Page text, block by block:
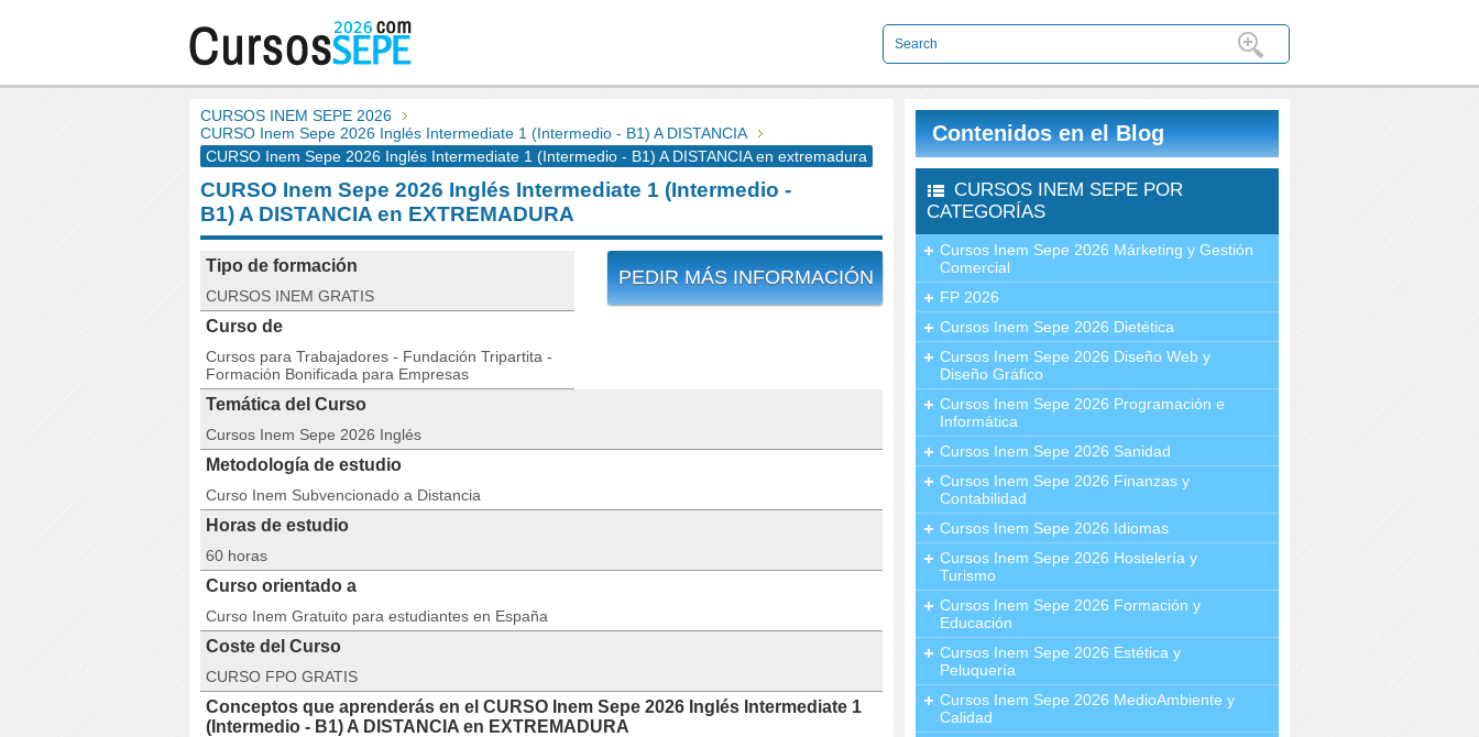
CURSOS INEM SEPE 2026
CURSO Inem Sepe 2026 Inglés Intermediate 1 (Intermedio - B1) A DISTANCIA
CURSO Inem Sepe 2026 Inglés Intermediate 1 (Intermedio - B1) A DISTANCIA en extremadura
CURSO Inem Sepe 2026 Inglés Intermediate 1 (Intermedio -
B1) A DISTANCIA en EXTREMADURA
PEDIR MÁS INFORMACIÓN
Tipo de formación
CURSOS INEM GRATIS
Curso de
Cursos para Trabajadores - Fundación Tripartita -
Formación Bonificada para Empresas
Temática del Curso
Cursos Inem Sepe 2026 Inglés
Metodología de estudio
Curso Inem Subvencionado a Distancia
Horas de estudio
60 horas
Curso orientado a
Curso Inem Gratuito para estudiantes en España
Coste del Curso
CURSO FPO GRATIS
Conceptos que aprenderás en el CURSO Inem Sepe 2026 Inglés Intermediate 1
(Intermedio - B1) A DISTANCIA en EXTREMADURA
Contenidos en el Blog
CURSOS INEM SEPE POR
CATEGORÍAS
Cursos Inem Sepe 2026 Márketing y Gestión
Comercial
FP 2026
Cursos Inem Sepe 2026 Dietética
Cursos Inem Sepe 2026 Diseño Web y
Diseño Gráfico
Cursos Inem Sepe 2026 Programación e
Informática
Cursos Inem Sepe 2026 Sanidad
Cursos Inem Sepe 2026 Finanzas y
Contabilidad
Cursos Inem Sepe 2026 Idiomas
Cursos Inem Sepe 2026 Hostelería y
Turismo
Cursos Inem Sepe 2026 Formación y
Educación
Cursos Inem Sepe 2026 Estética y
Peluquería
Cursos Inem Sepe 2026 MedioAmbiente y
Calidad